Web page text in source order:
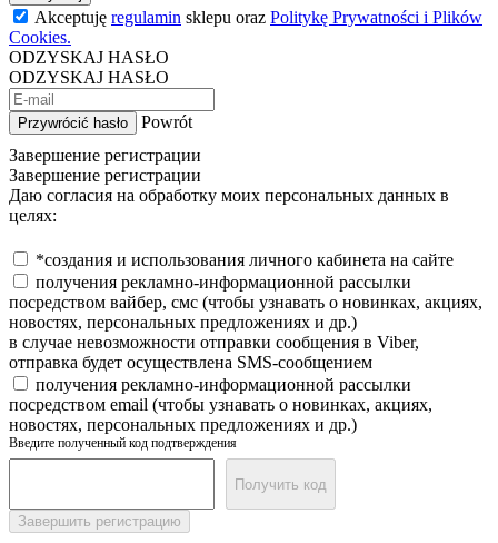
Akceptuję regulamin sklepu oraz Politykę Prywatności i Plików
Cookies.
ODZYSKAJ HASŁO
ODZYSKAJ HASŁO
Przywrócić hasło
Powrót
Завершение регистрации
Завершение регистрации
Даю согласия на обработку моих персональных данных в
целях:
*создания и использования личного кабинета на сайте
получения рекламно-информационной рассылки
посредством вайбер, смс (чтобы узнавать о новинках, акциях,
новостях, персональных предложениях и др.)
в случае невозможности отправки сообщения в Viber,
отправка будет осуществлена SMS-сообщением
получения рекламно-информационной рассылки
посредством email (чтобы узнавать о новинках, акциях,
новостях, персональных предложениях и др.)
Введите полученный код подтверждения
Получить код
Завершить регистрацию